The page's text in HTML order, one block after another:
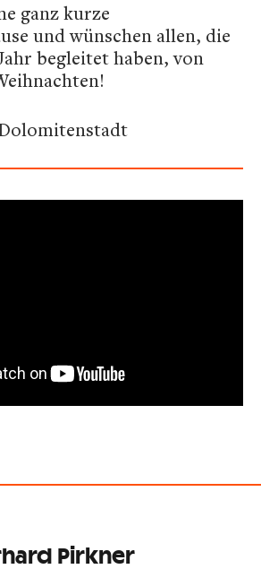
ganz kurze
und wünschen allen, die
begleitet haben, von
Pirkner